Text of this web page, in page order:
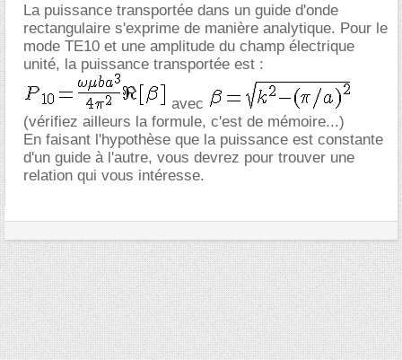
La puissance transportée dans un guide d'onde
rectangulaire s'exprime de manière analytique. Pour le
mode TE10 et une amplitude du champ électrique
unité, la puissance transportée est :
avec
(vérifiez ailleurs la formule, c'est de mémoire...)
En faisant l'hypothèse que la puissance est constante
d'un guide à l'autre, vous devrez pour trouver une
relation qui vous intéresse.